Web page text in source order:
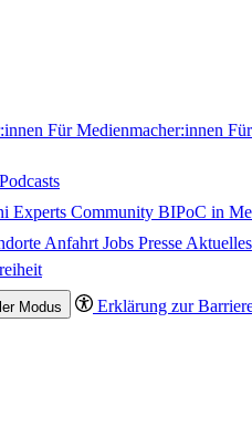
Für Medienmacher:innen
Podcasts
Experts Community BIPoC in
Anfahrt Jobs Presse Aktuelles
Modus
Erklärung zur